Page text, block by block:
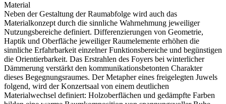
Material
Neben der Gestaltung der Raumabfolge wird auch das
Materialkonzept durch die sinnliche Wahrnehmung jeweiliger
Nutzungsbereiche definiert. Differenzierungen von Geometrie,
Haptik und Oberfläche jeweiliger Raumelemente erhöhen die
sinnliche Erfahrbarkeit einzelner Funktionsbereiche und begünstigen
die Orientierbarkeit. Das Erstrahlen des Foyers bei winterlicher
Dämmerung verstärkt den kommunikationsbetonten Charakter
dieses Begegnungsraumes. Der Metapher eines freigelegten Juwels
folgend, wird der Konzertsaal von einem deutlichen
Materialwechsel definiert: Holzoberflächen und gedämpfte Farben